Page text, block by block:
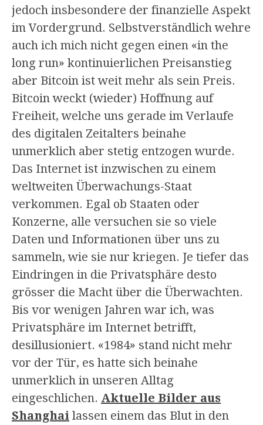
jedoch insbesondere der finanzielle Aspekt
im Vordergrund. Selbstverständlich wehre
auch ich mich nicht gegen einen «in the
long run» kontinuierlichen Preisanstieg
aber Bitcoin ist weit mehr als sein Preis.
Bitcoin weckt (wieder) Hoffnung auf
Freiheit, welche uns gerade im Verlaufe
des digitalen Zeitalters beinahe
unmerklich aber stetig entzogen wurde.
Das Internet ist inzwischen zu einem
weltweiten Überwachungs-Staat
verkommen. Egal ob Staaten oder
Konzerne, alle versuchen sie so viele
Daten und Informationen über uns zu
sammeln, wie sie nur kriegen. Je tiefer das
Eindringen in die Privatsphäre desto
grösser die Macht über die Überwachten.
Bis vor wenigen Jahren war ich, was
Privatsphäre im Internet betrifft,
desillusioniert. «1984» stand nicht mehr
vor der Tür, es hatte sich beinahe
unmerklich in unseren Alltag
eingeschlichen. Aktuelle Bilder aus
Shanghai lassen einem das Blut in den